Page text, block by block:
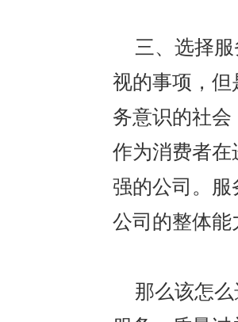
三、选择
视的事项，
务意识的社
作为消费者
强的公司。
公司的整体能
那么该怎